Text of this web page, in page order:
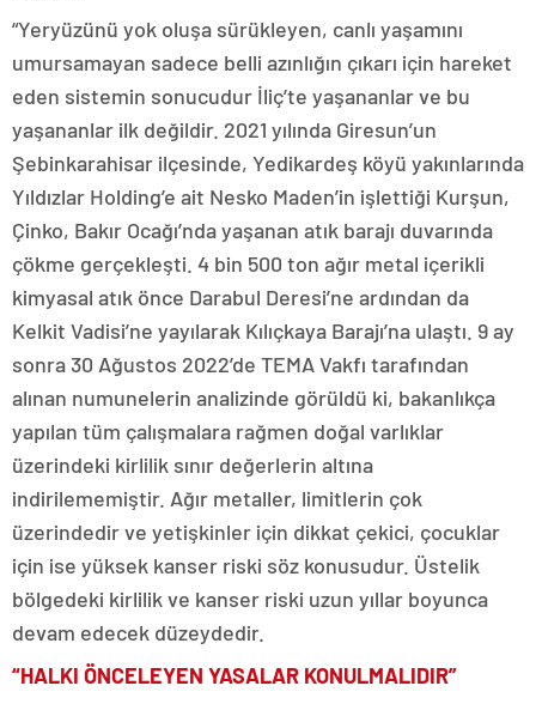
“Yeryüzünü yok oluşa sürükleyen, canlı yaşamını
umursamayan sadece belli azınlığın çıkarı için hareket
eden sistemin sonucudur İliç’te yaşananlar ve bu
yaşananlar ilk değildir. 2021 yılında Giresun’un
Şebinkarahisar ilçesinde, Yedikardeş köyü yakınlarında
Yıldızlar Holding’e ait Nesko Maden’in işlettiği Kurşun,
Çinko, Bakır Ocağı’nda yaşanan atık barajı duvarında
çökme gerçekleşti. 4 bin 500 ton ağır metal içerikli
kimyasal atık önce Darabul Deresi’ne ardından da
Kelkit Vadisi’ne yayılarak Kılıçkaya Barajı’na ulaştı. 9 ay
sonra 30 Ağustos 2022’de TEMA Vakfı tarafından
alınan numunelerin analizinde görüldü ki, bakanlıkça
yapılan tüm çalışmalara rağmen doğal varlıklar
üzerindeki kirlilik sınır değerlerin altına
indirilememiştir. Ağır metaller, limitlerin çok
üzerindedir ve yetişkinler için dikkat çekici, çocuklar
için ise yüksek kanser riski söz konusudur. Üstelik
bölgedeki kirlilik ve kanser riski uzun yıllar boyunca
devam edecek düzeydedir.
“HALKI ÖNCELEYEN YASALAR KONULMALIDIR”